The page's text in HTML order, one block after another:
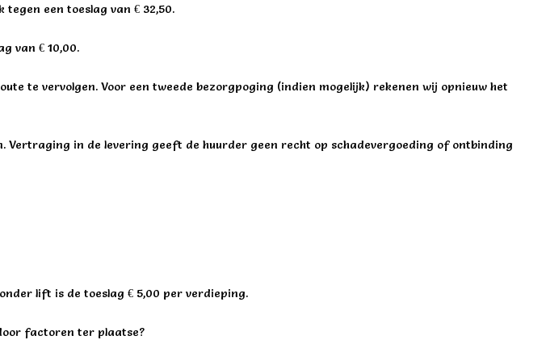
een toeslag van € 32,50.
van € 10,00.
te vervolgen. Voor een tweede bezorgpoging (indien mogelijk) rekenen wij opnieuw het
in de levering geeft de huurder geen recht op schadevergoeding of ontbinding
lift is de toeslag € 5,00 per verdieping.
factoren ter plaatse?